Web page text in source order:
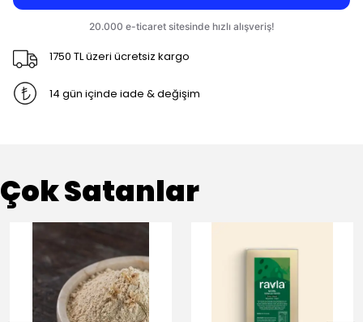
1750 TL üzeri ücretsiz kargo
14 gün içinde iade & değişim
Çok Satanlar